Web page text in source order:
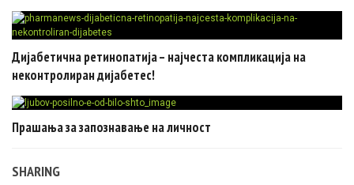
Дијабетична ретинопатија – најчеста компликација на
неконтролиран дијабетес!
Прашања за запознавање на личност
SHARING